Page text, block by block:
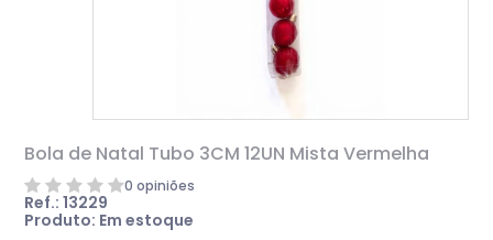
Bola de Natal Tubo 3CM 12UN Mista Vermelha
0 opiniões
Ref.: 13229
Produto: Em estoque